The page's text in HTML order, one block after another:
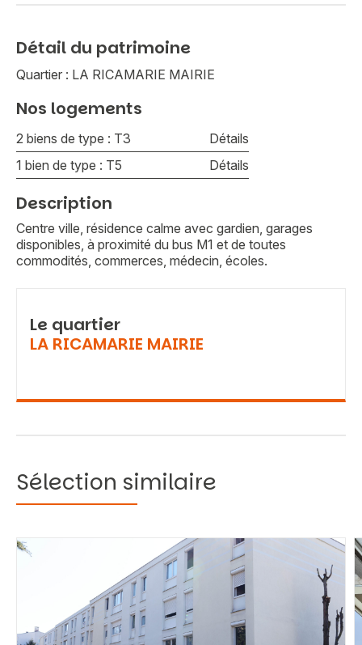
Détail du patrimoine
Quartier : LA RICAMARIE MAIRIE
Nos logements
2 biens de type : T3
Détails
1 bien de type : T5
Détails
Description
Centre ville, résidence calme avec gardien, garages
disponibles, à proximité du bus M1 et de toutes
commodités, commerces, médecin, écoles.
Le quartier
LA RICAMARIE MAIRIE
Sélection similaire